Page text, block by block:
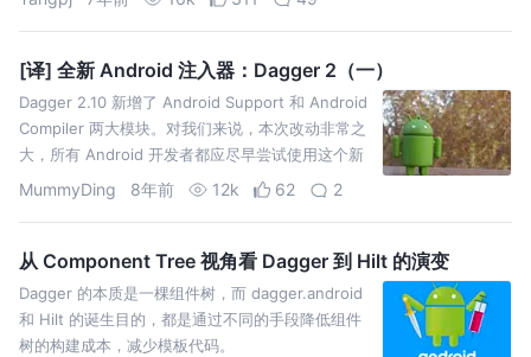
[译] 全新 Android 注入器：Dagger 2（一）
Dagger 2.10 新增了 Android Support 和 Android
Compiler 两大模块。对我们来说，本次改动非常之
大，所有 Android 开发者都应尽早尝试使用这个新
的 Android 依赖注入框架。 在我开始介绍新的
MummyDing 8年前 12k 62 2
从 Component Tree 视角看 Dagger 到 Hilt 的演变
Dagger 的本质是一棵组件树，而 dagger.android
和 Hilt 的诞生目的，都是通过不同的手段降低组件
树的构建成本，减少模板代码。